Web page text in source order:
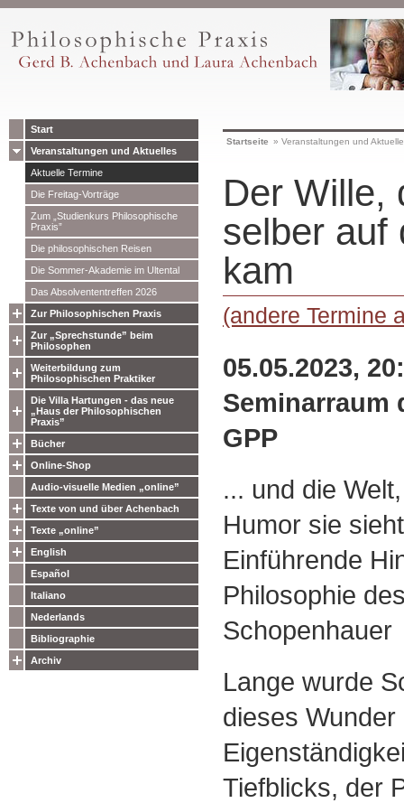
Start
Veranstaltungen und Aktuelles
Aktuelle Termine
Die Freitag-Vorträge
Zum „Studienkurs Philosophische
Praxis”
Die philosophischen Reisen
Die Sommer-Akademie im Ultental
Das Absolvententreffen 2026
Zur Philosophischen Praxis
Zur „Sprechstunde” beim
Philosophen
Weiterbildung zum
Philosophischen Praktiker
Die Villa Hartungen - das neue
„Haus der Philosophischen
Praxis”
Bücher
Online-Shop
Audio-visuelle Medien „online”
Texte von und über Achenbach
Texte „online”
English
Español
Italiano
Nederlands
Bibliographie
Archiv
Startseite » Veranstaltungen und
Der Wille,
selber auf
kam
(andere Termine
05.05.2023,
Seminarraum
GPP
... und die
Humor sie
Einführende
Philosophie
Schopenhauer
Lange wurde
dieses
Tiefblicks, der